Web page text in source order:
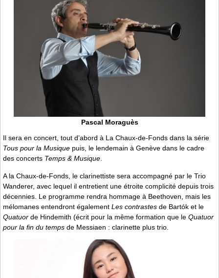
Pascal Moraguès
Il sera en concert, tout d’abord à La Chaux-de-Fonds dans la série
Tous pour la Musique puis, le lendemain à Genève dans le cadre
des concerts Temps & Musique.
A la Chaux-de-Fonds, le clarinettiste sera accompagné par le Trio
Wanderer, avec lequel il entretient une étroite complicité depuis trois
décennies. Le programme rendra hommage à Beethoven, mais les
mélomanes entendront également Les contrastes de Bartók et le
Quatuor de Hindemith (écrit pour la même formation que le Quatuor
pour la fin du temps de Messiaen : clarinette plus trio.